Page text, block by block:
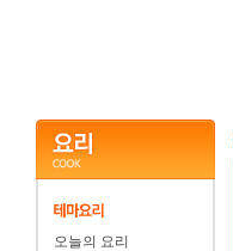
오늘의 요리